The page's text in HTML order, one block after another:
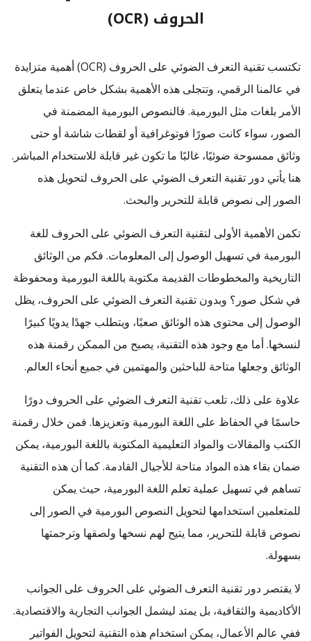
الحروف (OCR)
تكتسب تقنية التعرف الضوئي على الحروف (OCR) أهمية متزايدة
في عالمنا الرقمي، وتتجلى هذه الأهمية بشكل خاص عندما يتعلق
الأمر بلغات مثل البورمية. فالنصوص البورمية المضمنة في
الصور، سواء كانت صورًا فوتوغرافية أو لقطات شاشة أو حتى
وثائق ممسوحة ضوئيًا، غالبًا ما تكون غير قابلة للاستخدام المباشر.
هنا يأتي دور تقنية التعرف الضوئي على الحروف لتحويل هذه
الصور إلى نصوص قابلة للتحرير والبحث.
تكمن الأهمية الأولى لتقنية التعرف الضوئي على الحروف للغة
البورمية في تسهيل الوصول إلى المعلومات. فكم من الوثائق
التاريخية والمخطوطات القديمة مكتوبة باللغة البورمية ومحفوظة
في شكل صور؟ وبدون تقنية التعرف الضوئي على الحروف، يظل
الوصول إلى محتوى هذه الوثائق صعبًا، ويتطلب جهدًا يدويًا كبيرًا
لنسخها. أما مع وجود هذه التقنية، يصبح من الممكن رقمنة هذه
الوثائق وجعلها متاحة للباحثين والمهتمين في جميع أنحاء العالم.
علاوة على ذلك، تلعب تقنية التعرف الضوئي على الحروف دورًا
حاسمًا في الحفاظ على اللغة البورمية وتعزيزها. فمن خلال رقمنة
الكتب والمقالات والمواد التعليمية المكتوبة باللغة البورمية، يمكن
ضمان بقاء هذه المواد متاحة للأجيال القادمة. كما أن هذه التقنية
تساهم في تسهيل عملية تعلم اللغة البورمية، حيث يمكن
للمتعلمين استخدامها لتحويل النصوص البورمية في الصور إلى
نصوص قابلة للتحرير، مما يتيح لهم نسخها ولصقها وترجمتها
بسهولة.
لا يقتصر دور تقنية التعرف الضوئي على الحروف على الجوانب
الأكاديمية والثقافية، بل يمتد ليشمل الجوانب التجارية والاقتصادية.
ففي عالم الأعمال، يمكن استخدام هذه التقنية لتحويل الفواتير